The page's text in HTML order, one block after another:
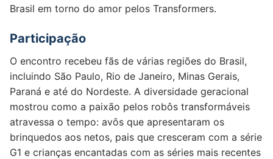
Brasil em torno do amor pelos Transformers.
Participação
O encontro recebeu fãs de várias regiões do Brasil,
incluindo São Paulo, Rio de Janeiro, Minas Gerais,
Paraná e até do Nordeste. A diversidade geracional
mostrou como a paixão pelos robôs transformáveis
atravessa o tempo: avôs que apresentaram os
brinquedos aos netos, pais que cresceram com a série
G1 e crianças encantadas com as séries mais recentes